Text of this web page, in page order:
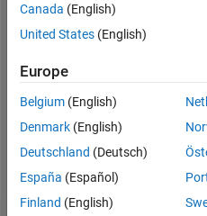
0
Following:
0
Follow
Canada (English)
United States (English)
Europe
Belgium (English)
Denmark (English)
Deutschland (Deutsch)
España (Español)
Finland (English)